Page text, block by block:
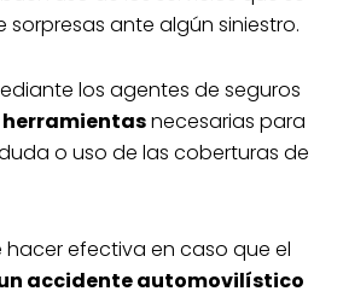
sorpresas ante algún siniestro.
los agentes de seguros
necesarias para
o uso de las coberturas de
hacer efectiva en caso que el
accidente automovilístico